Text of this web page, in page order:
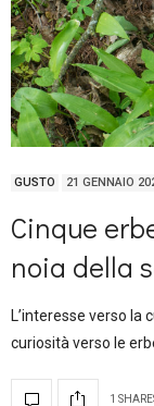
GUSTO 21 GENNAIO
Cinque
noia della
L’interesse verso la
curiosità verso le
1